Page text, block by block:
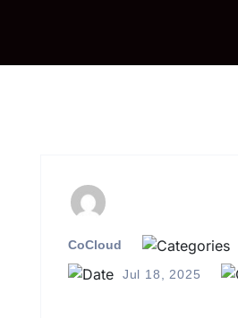
CoCloud
Jul 18, 2025